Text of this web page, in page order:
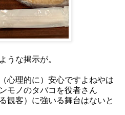
うな掲示が。
心理的に）安心ですよねやは
モノのタバコを役者さん
観客）に強いる舞台はないと